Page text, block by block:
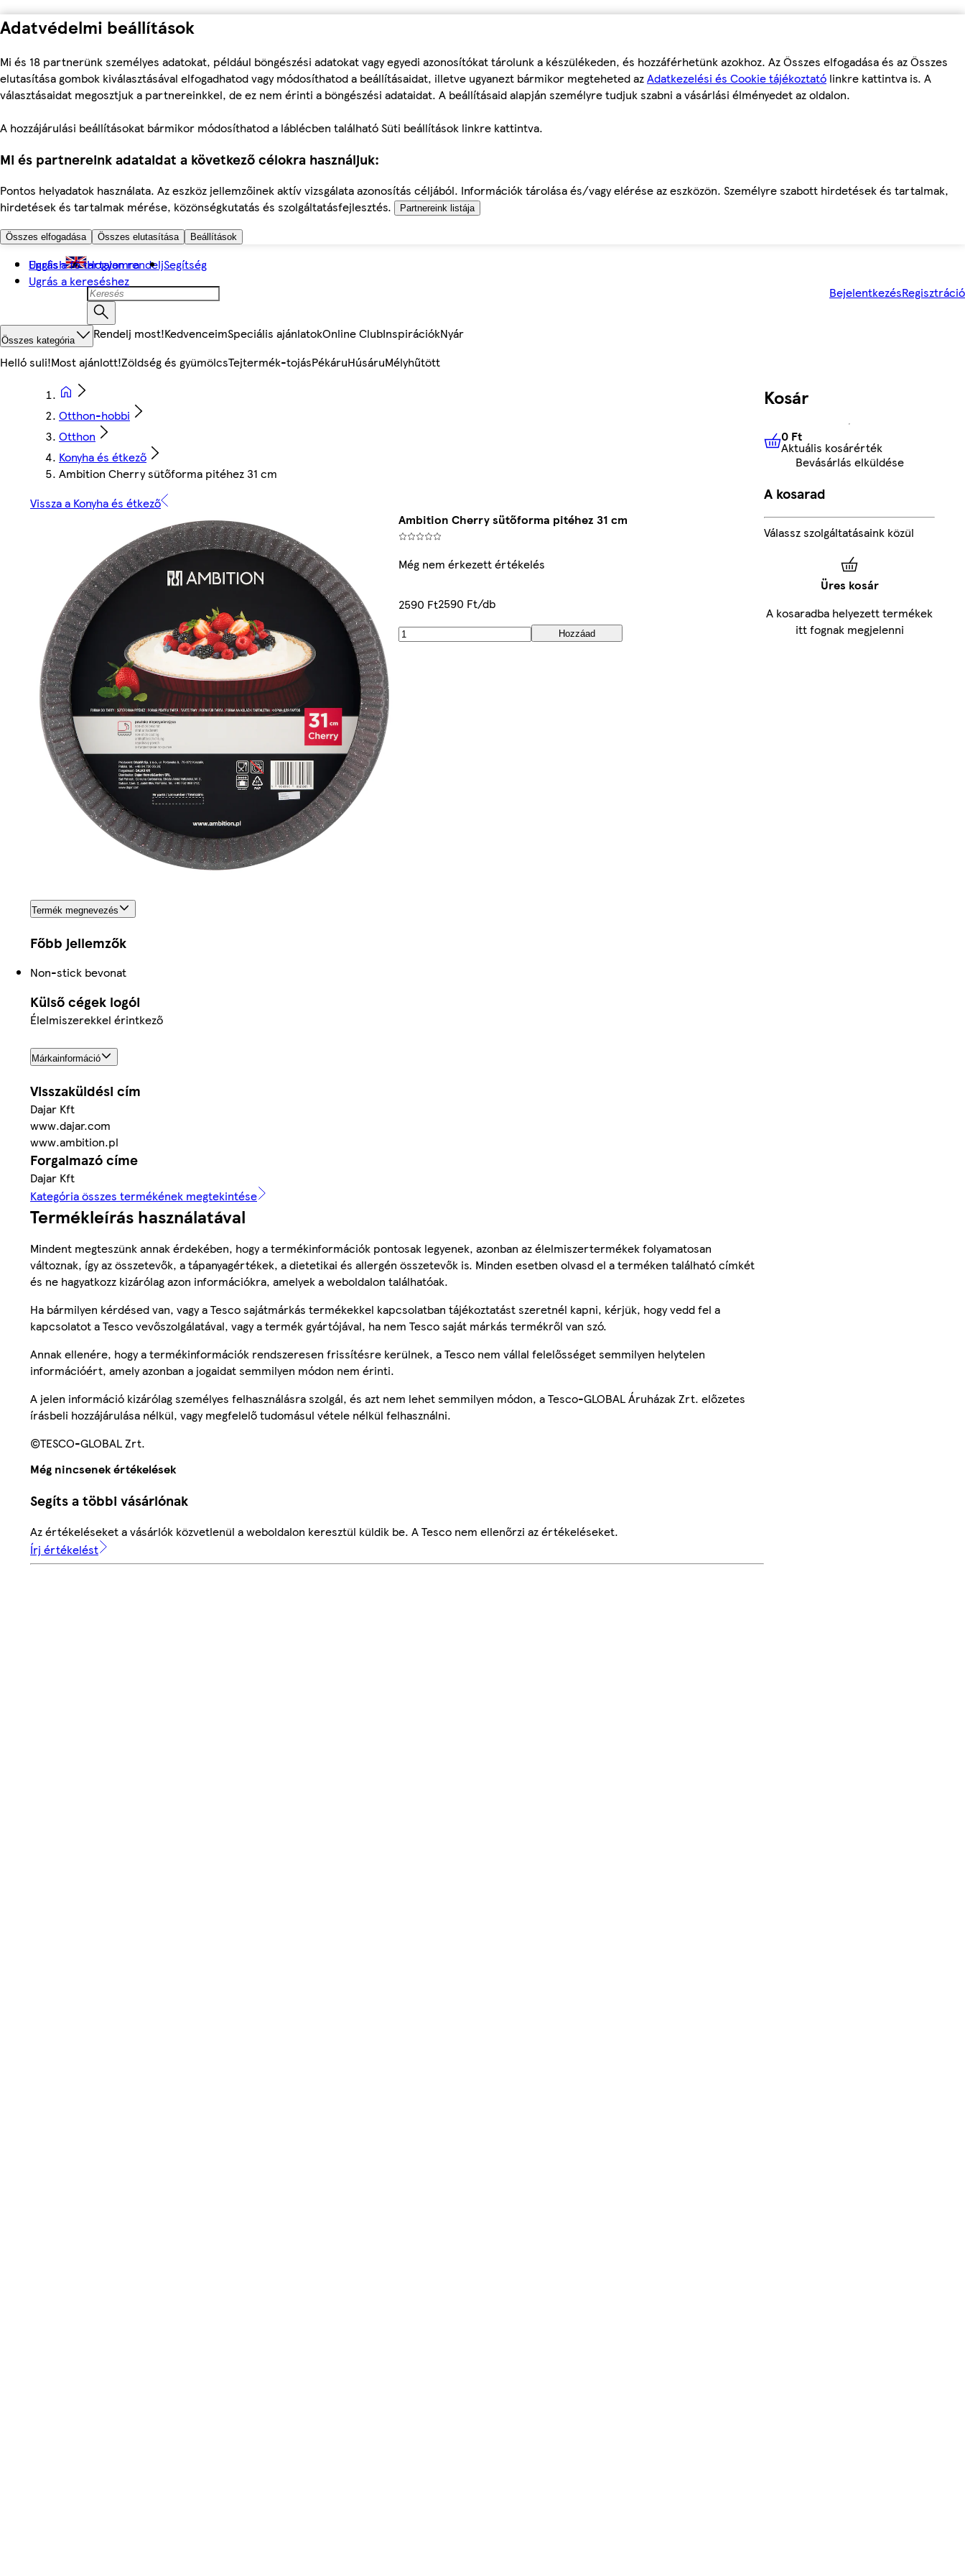
Adatvédelmi beállítások
Mi és 18 partnerünk személyes adatokat, például böngészési adatokat vagy egyedi azonosítókat tárolunk a készülékeden, és hozzáférhetünk azokhoz. Az Összes elfogadása és az Összes
elutasítása gombok kiválasztásával elfogadhatod vagy módosíthatod a beállításaidat, illetve ugyanezt bármikor megteheted azAdatkezelési és Cookie tájékoztató linkre kattintva is. A
választásaidat megosztjuk a partnereinkkel, de ez nem érinti a böngészési adataidat. A beállításaid alapján személyre tudjuk szabni a vásárlási élményedet az oldalon.
A hozzájárulási beállításokat bármikor módosíthatod a láblécben található Süti beállítások linkre kattintva.
Mi és partnereink adataidat a következő célokra használjuk:
Pontos helyadatok használata. Az eszköz jellemzőinek aktív vizsgálata azonosítás céljából. Információk tárolása és/vagy elérése az eszközön. Személyre szabott hirdetések és tartalmak,
hirdetések és tartalmak mérése, közönségkutatás és szolgáltatásfejlesztés.
Partnereink listája
Összes elfogadása Összes elutasítása Beállítások
Ugrás a fő tartalomra
Ugrás a kereséshez
English Hogyan rendeljSegítség
BejelentkezésRegisztráció
Összes kategória Rendelj most!KedvenceimSpeciális ajánlatokOnline ClubInspirációkNyár
Helló suli!Most ajánlott!Zöldség és gyümölcsTejtermék-tojásPékáruHúsáruMélyhűtött
Otthon-hobbi
Otthon
Konyha és étkező
Ambition Cherry sütőforma pitéhez 31 cm
Vissza a Konyha és étkező
Ambition Cherry sütőforma pitéhez 31 cm
Még nem érkezett értékelés
2590 Ft2590 Ft/db
Hozzáad
Termék megnevezés
Főbb jellemzők
Non-stick bevonat
Külső cégek logói
Élelmiszerekkel érintkező
Márkainformáció
Visszaküldési cím
Dajar Kft
www.dajar.com
www.ambition.pl
Forgalmazó címe
Dajar Kft
Kategória összes termékének megtekintése
Termékleírás használatával
Mindent megteszünk annak érdekében, hogy a termékinformációk pontosak legyenek, azonban az élelmiszertermékek folyamatosan
változnak, így az összetevők, a tápanyagértékek, a dietetikai és allergén összetevők is. Minden esetben olvasd el a terméken található címkét
és ne hagyatkozz kizárólag azon információkra, amelyek a weboldalon találhatóak.
Ha bármilyen kérdésed van, vagy a Tesco sajátmárkás termékekkel kapcsolatban tájékoztatást szeretnél kapni, kérjük, hogy vedd fel a
kapcsolatot a Tesco vevőszolgálatával, vagy a termék gyártójával, ha nem Tesco saját márkás termékről van szó.
Annak ellenére, hogy a termékinformációk rendszeresen frissítésre kerülnek, a Tesco nem vállal felelősséget semmilyen helytelen
információért, amely azonban a jogaidat semmilyen módon nem érinti.
A jelen információ kizárólag személyes felhasználásra szolgál, és azt nem lehet semmilyen módon, a Tesco-GLOBAL Áruházak Zrt. előzetes
írásbeli hozzájárulása nélkül, vagy megfelelő tudomásul vétele nélkül felhasználni.
©TESCO-GLOBAL Zrt.
Még nincsenek értékelések
Segíts a többi vásárlónak
Az értékeléseket a vásárlók közvetlenül a weboldalon keresztül küldik be. A Tesco nem ellenőrzi az értékeléseket.
Írj értékelést
Kosár
0 FtAktuális kosárérték
0 Ft
Aktuális kosárérték
Bevásárlás elküldése
A kosarad
Válassz szolgáltatásaink közül
Üres kosár
A kosaradba helyezett termékek
itt fognak megjelenni